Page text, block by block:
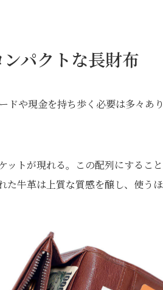
パクトな長財布
ドや現金を持ち歩く必要は多々あ
ットが現れる。この配列にするこ
牛革は上質な質感を醸し、使う